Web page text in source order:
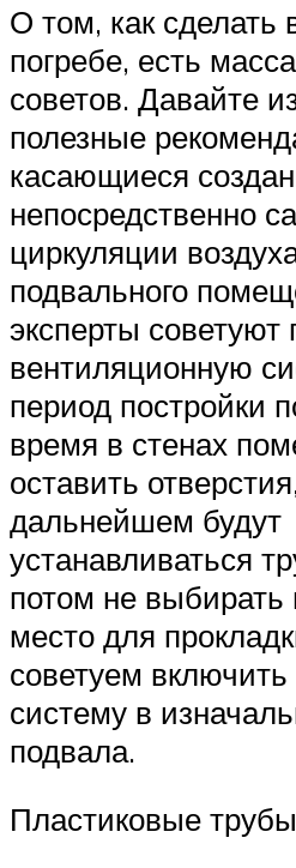
О том, как сделать
погребе, есть
советов. Давайте
полезные
касающиеся
непосредственно
циркуляции
подвального
эксперты советуют
вентиляционную
период постройки
время в стенах
оставить
дальнейшем будут
устанавливаться
потом не
место для
советуем
систему в
подвала.
Пластиковые